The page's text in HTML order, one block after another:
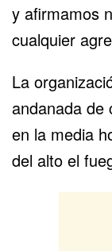
y afirmamos
cualquier
La
andanada de
en la media
del alto el